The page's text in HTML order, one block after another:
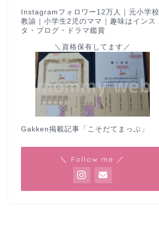
Instagramフォロワー12万人｜元小学校
教諭｜小学生2児のママ｜趣味はインス
タ・ブログ・ドラマ鑑賞
＼資格保有してます／
Gakken掲載記事 「こそだてまっぷ」
＼ Follow me ／